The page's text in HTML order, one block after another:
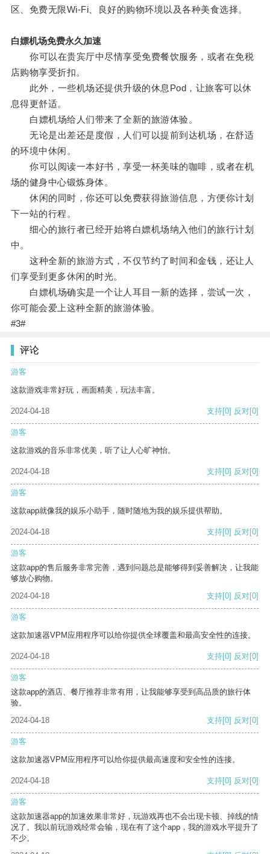
区、免费无限Wi-Fi、良好的购物环境以及各种美食选择。
白嫖机场免费永久加速
你可以在贵宾厅中尽情享受免费餐饮服务，或者在免税
店购物享受折扣。
此外，一些机场还提供升级的休息Pod，让旅客可以休
息得更舒适。
白嫖机场给人们带来了全新的旅游体验。
无论是出差还是度假，人们可以提前到达机场，在舒适
的环境中休闲。
你可以阅读一本好书，享受一杯美味的咖啡，或者在机
场的健身中心锻炼身体。
休闲的同时，你还可以免费获得旅游信息，方便你计划
下一站的行程。
细心的旅行者已经开始将白嫖机场纳入他们的旅行计划
中。
这种全新的旅游方式，不仅节约了时间和金钱，还让人
们享受到更多休闲的时光。
白嫖机场确实是一个让人耳目一新的选择，尝试一次，
你可能会爱上这种全新的旅游体验。
#3#
评论
游客
这款游戏非常好玩，画面精美，玩法丰富。
2024-04-18 支持[0] 反对[0]
游客
这款游戏的音乐非常优美，听了让人心旷神怡。
2024-04-18 支持[0] 反对[0]
游客
这款app就像我的娱乐小助手，随时随地为我的娱乐提供帮助。
2024-04-18 支持[0] 反对[0]
游客
这款app的售后服务非常完善，遇到问题总是能够得到妥善解决，让我能
够放心购物。
2024-04-18
支持[0] 反对[0]
游客
这款加速器VPM应用程序可以给你提供全球覆盖和最高安全性的连接。
2024-04-18 支持[0] 反对[0]
游客
这款app的酒店、餐厅推荐非常有用，让我能够享受到高品质的旅行体
验。
2024-04-18
支持[0] 反对[0]
游客
这款加速器VPM应用程序可以给你提供最高速度和安全性的连接。
2024-04-18 支持[0] 反对[0]
游客
这款加速器app的加速效果非常好，玩游戏再也不会出现卡顿、掉线的情
况了。我以前玩游戏经常会输，现在有了这个app，我的游戏水平提升了
不少。